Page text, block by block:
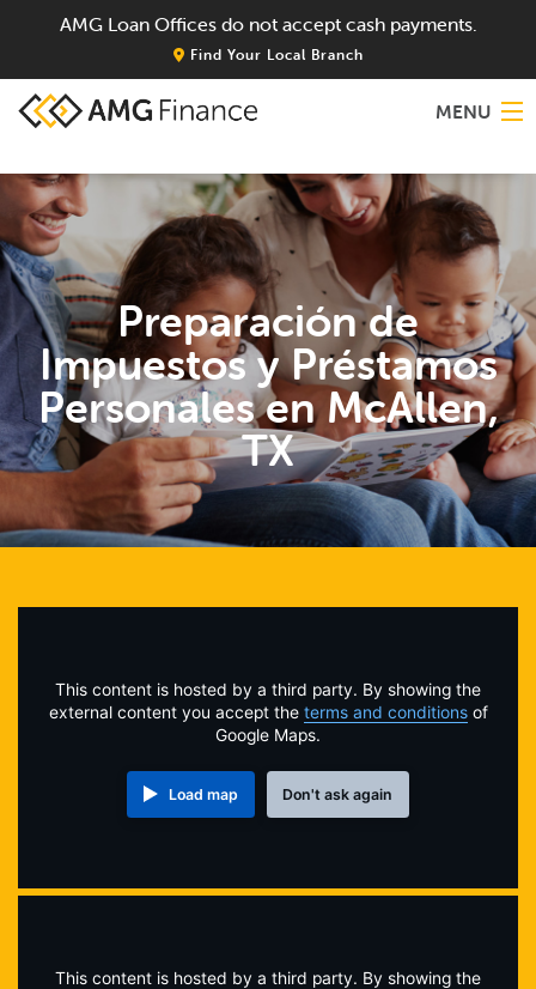
AMG Loan Offices do not accept cash payments.
Find Your Local Branch
MENU
Home
About
Services
Locations
Blog
Contact
Online Payments
Apply Now
Preparación de
Impuestos y Préstamos
Personales en McAllen,
TX
This content is hosted by a third party. By showing the
external content you accept the terms and conditionsof
Google Maps.
Load map Don't ask again
This content is hosted by a third party. By showing the